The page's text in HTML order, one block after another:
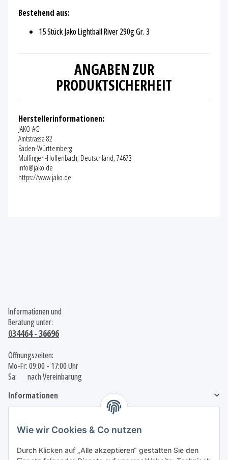
Wie wir Cookies & Co nutzen
Durch Klicken auf „Alle akzeptieren“ gestatten Sie den
Bestehend aus:
15 Stück Jako Lightball River 290g Gr. 3
ANGABEN ZUR
PRODUKTSICHERHEIT
Herstellerinformationen:
JAKO AG
Amtstrasse 82
Baden-Württemberg
Mulfingen-Hollenbach, Deutschland, 74673
info@jako.de
https://www.jako.de
Informationen und
Beratung unter:
034464 - 36696
Öffnungszeiten:
Mo-Fr: 09:00 - 17:00 Uhr
Sa: nach Vereinbarung
Informationen